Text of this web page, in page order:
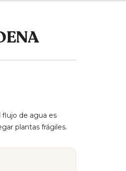
flujo de agua es
plantas frágiles.